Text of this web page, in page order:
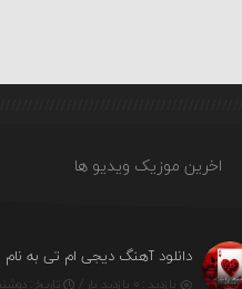
اخرین موزیک ویدیو ها
دانلود آهنگ دیجی ام تی به
بازدید : ۰ بازدید بار / تاریخ : دوشنبه ۱۲